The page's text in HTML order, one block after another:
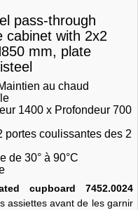
pass-through
cabinet with 2x2
mm, plate
au chaud
1400 x Profondeur 700
portes coulissantes des 2
de 30° à 90°C
cupboard 7452.0024
assiettes avant de les garnir